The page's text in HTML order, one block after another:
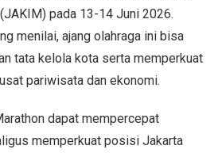
pada 13-14 Juni 2026.
menilai, ajang olahraga ini bisa
tata kelola kota serta memperkuat
pariwisata dan ekonomi.
dapat mempercepat
memperkuat posisi Jakarta